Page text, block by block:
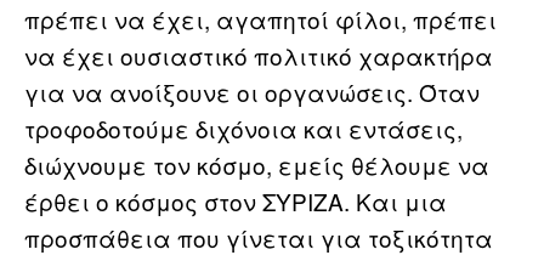
πρέπει να έχει, αγαπητοί φίλοι, πρέπει
να έχει ουσιαστικό πολιτικό χαρακτήρα
για να ανοίξουνε οι οργανώσεις. Όταν
τροφοδοτούμε διχόνοια και εντάσεις,
διώχνουμε τον κόσμο, εμείς θέλουμε να
έρθει ο κόσμος στον ΣΥΡΙΖΑ. Και μια
προσπάθεια που γίνεται για τοξικότητα